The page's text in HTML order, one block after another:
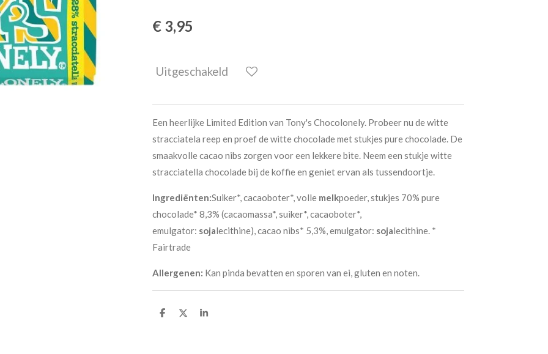
€ 3,95
Uitgeschakeld
Een heerlijke Limited Edition van Tony's Chocolonely. Probeer nu de witte
stracciatela reep en proef de witte chocolade met stukjes pure chocolade. De
smaakvolle cacao nibs zorgen voor een lekkere bite. Neem een stukje witte
stracciatella chocolade bij de koffie en geniet ervan als tussendoortje.
Ingrediënten:Suiker*, cacaoboter*, volle melkpoeder, stukjes 70% pure
chocolade* 8,3% (cacaomassa*, suiker*, cacaoboter*,
emulgator: sojalecithine), cacao nibs* 5,3%, emulgator: sojalecithine. *
Fairtrade
Allergenen: Kan pinda bevatten en sporen van ei, gluten en noten.
D
D
S